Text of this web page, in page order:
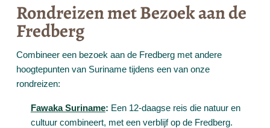
Rondreizen met Bezoek aan de
Fredberg
Combineer een bezoek aan de Fredberg met andere
hoogtepunten van Suriname tijdens een van onze
rondreizen:
Fawaka Suriname: Een 12-daagse reis die natuur en
cultuur combineert, met een verblijf op de Fredberg.